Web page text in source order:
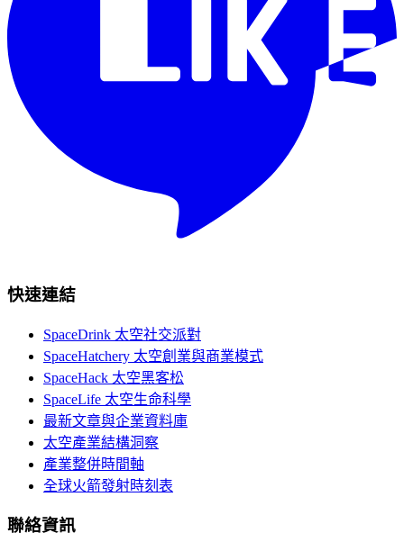
快速連結
SpaceDrink 太空社交派對
SpaceHatchery 太空創業與商業模式
SpaceHack 太空黑客松
SpaceLife 太空生命科學
最新文章與企業資料庫
太空產業結構洞察
產業整併時間軸
全球火箭發射時刻表
聯絡資訊